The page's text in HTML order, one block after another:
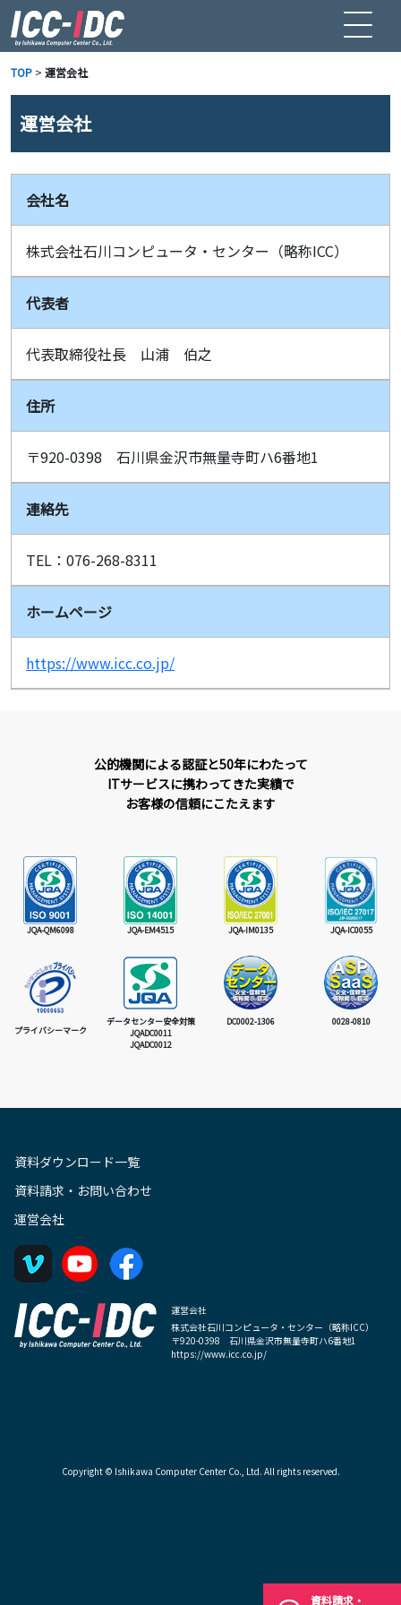
TOP > 運営会社
運営会社
会社名
株式会社石川コンピュータ・センター（略称ICC）
代表者
代表取締役社長 山浦 伯之
住所
〒920-0398 石川県金沢市無量寺町ハ6番地1
連絡先
TEL：076-268-8311
ホームページ
https://www.icc.co.jp/
資料請求・
公的機関による認証と50年にわたって
ITサービスに携わってきた実績で
お客様の信頼にこたえます
JQA-QM6098 JQA-EM4515 JQA-IM0135 JQA-IC0055
プライバシーマーク
データセンター安全対策
JQADC0011
JQADC0012
DC0002-1306 0028-0810
資料ダウンロード一覧
資料請求・お問い合わせ
運営会社
運営会社
株式会社石川コンピュータ・センター（略称ICC）
〒920-0398 石川県金沢市無量寺町ハ6番地1
https://www.icc.co.jp/
Copyright © Ishikawa Computer Center Co., Ltd. All rights reserved.